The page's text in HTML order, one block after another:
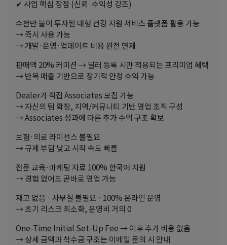
✔ 사업 핵심 장점 (신뢰·수익성 강조)
수천만 불이 투자된 대형 건강 지원 서비스 플랫폼 활용 가능
→ 즉시 사용 가능
→ 개발·운영·업데이트 비용 완전 면제
판매액 20% 커미션 → 딜러 등록 시만 적용되는 프리미엄 혜택
→ 반복 매출 기반으로 장기적 안정 수익 가능
Dealer가 직접 Associates 모집 가능
→ 자신의 팀 확장, 지역/커뮤니티 기반 영업 조직 구성
→ Associates 성과에 따른 추가 수익 구조 확보
보험·의료 라이선스 불필요
→ 규제 부담 낮고 시작 속도 빠름
전문 교육·마케팅 자료 100% 한국어 지원
→ 경험 없어도 곧바로 영업 가능
재고 없음 · 사무실 불필요 · 100% 온라인 운영
→ 초기 리스크 최소화, 운영비 거의 0
One-Time Initial Set-Up Fee → 이후 추가 비용 없음
→ 상세 금액과 착수금 구조는 이메일 문의 시 안내